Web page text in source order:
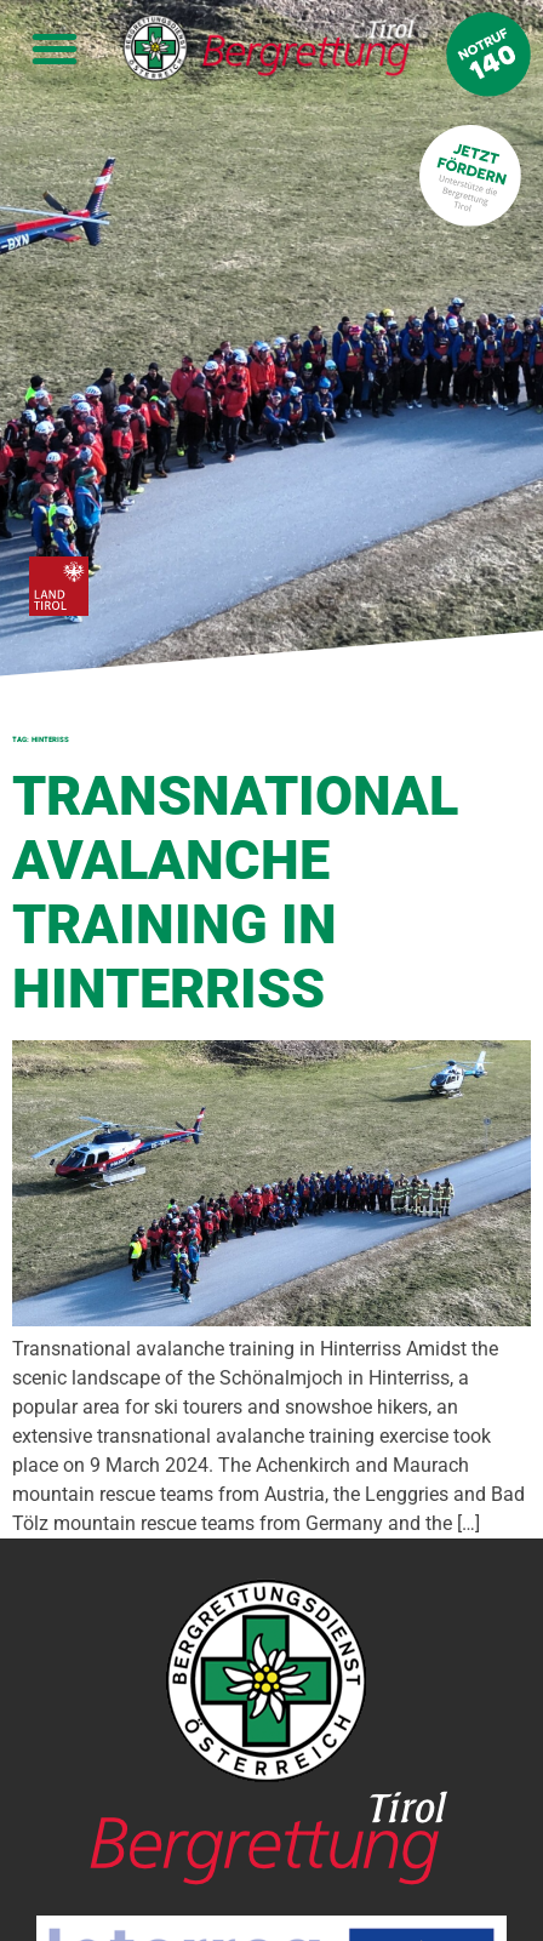
TAG: HINTERISS
TRANSNATIONAL
AVALANCHE
TRAINING IN
HINTERRISS
Transnational avalanche training in Hinterriss Amidst the
scenic landscape of the Schönalmjoch in Hinterriss, a
popular area for ski tourers and snowshoe hikers, an
extensive transnational avalanche training exercise took
place on 9 March 2024. The Achenkirch and Maurach
mountain rescue teams from Austria, the Lenggries and Bad
Tölz mountain rescue teams from Germany and the […]